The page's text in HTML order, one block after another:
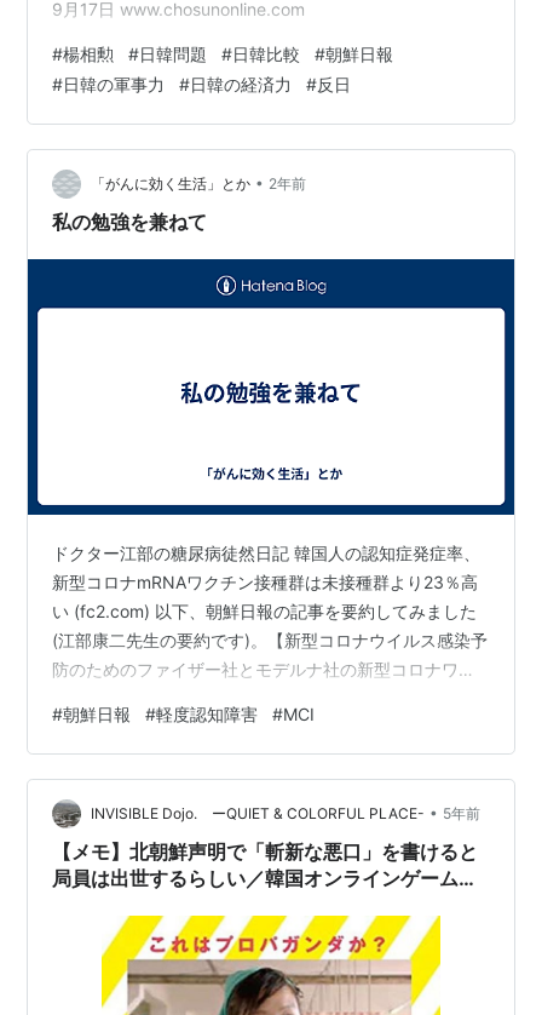
9月17日 www.chosunonline.com
#楊相勲 #日韓問題 #日韓比較 #朝鮮日報
#日韓の軍事力 #日韓の経済力 #反日
「がんに効く生活」とか • 2年前
私の勉強を兼ねて
ドクター江部の糖尿病徒然日記 韓国人の認知症発症率、
新型コロナmRNAワクチン接種群は未接種群より23％高
い (fc2.com) 以下、朝鮮日報の記事を要約してみました
(江部康二先生の要約です)。【新型コロナウイルス感染予
防のためのファイザー社とモデルナ社の新型コロナワク
る可能性があるという韓国人対象の研究結果が発表され
た。新型コロナウイルス感染の後遺症で認知機能が低下
するという、いわゆる「ブレインフォグ（brain fog）」
が、新型コロナワクチン接種で生じる可能性があるとの
研究結果はこれが初めてで、その関連性に関心が寄せら
れている。高麗大…
#朝鮮日報 #軽度認知障害 #MCI
INVISIBLE Dojo. ーQUIET & COLORFUL PLACE- • 5年前
【メモ】北朝鮮声明で「斬新な悪口」を書けると
局員は出世するらしい／韓国オンラインゲームの